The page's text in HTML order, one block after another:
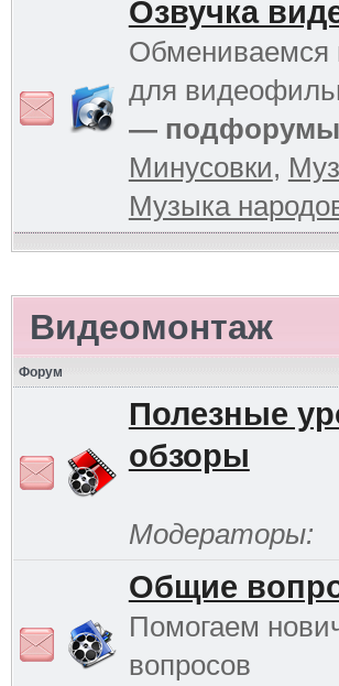
Озвучка
Обмениваемся
для
—
Минусовки,
Музыка
Видеомонтаж
Форум
Полезные
обзоры
Модераторы:
Общие
Помогаем
вопросов